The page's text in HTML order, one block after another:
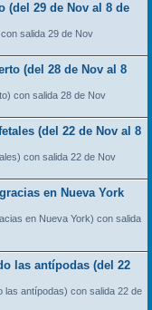
(del 29 de Nov al 8 de
salida 29 de Nov
(del 28 de Nov al 8
con salida 28 de Nov
(del 22 de Nov al 8
con salida 22 de Nov
en Nueva York
en Nueva York) con salida
las antípodas (del 22
las antípodas) con salida 22 de